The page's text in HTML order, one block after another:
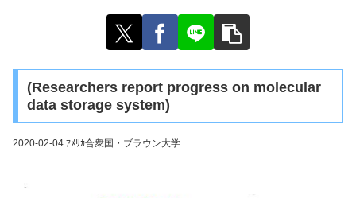
(Researchers report progress on molecular
data storage system)
2020-02-04 ｱﾒﾘｶ合衆国・ブラウン大学